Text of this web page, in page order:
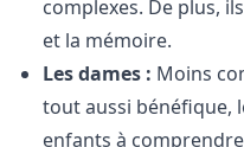
complexes. De plus,
et la mémoire.
Les dames : Moins
tout aussi bénéfique,
enfants à